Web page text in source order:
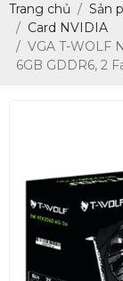
Trang chủ Sản
Card NVIDIA
VGA T-WOLF
6GB GDDR6, 2